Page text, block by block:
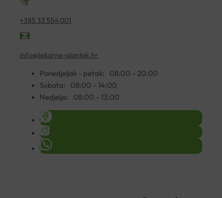
+385 33 554 001
info@ljekarne-plantak.hr
Ponedjeljak - petak:
08:00 – 20:00
Subota:
08:00 – 14:00
Nedjelja:
08:00 – 13:00